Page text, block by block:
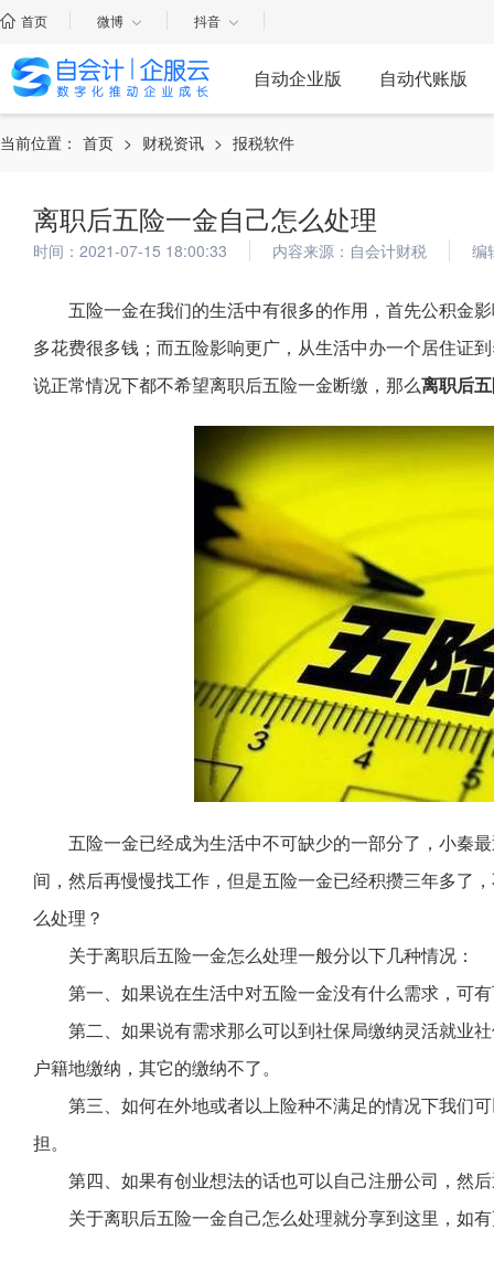
首页 微博 抖音
自动企业版 自动代账版
当前位置： 首页 > 财税资讯 > 报税软件
离职后五险一金自己怎么处理
时间：2021-07-15 18:00:33 内容来源：自会计财税 编
五险一金在我们的生活中有很多的作用，首先公积金
多花费很多钱；而五险影响更广，从生活中办一个居住证
说正常情况下都不希望离职后五险一金断缴，那么离职后
五险一金已经成为生活中不可缺少的一部分了，小秦
间，然后再慢慢找工作，但是五险一金已经积攒三年多了
么处理？
关于离职后五险一金怎么处理一般分以下几种情况：
第一、如果说在生活中对五险一金没有什么需求，可
第二、如果说有需求那么可以到社保局缴纳灵活就业
户籍地缴纳，其它的缴纳不了。
第三、如何在外地或者以上险种不满足的情况下我们
担。
第四、如果有创业想法的话也可以自己注册公司，然
关于离职后五险一金自己怎么处理就分享到这里，如